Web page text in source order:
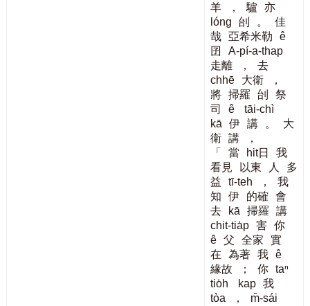
羊
， 驢
亦
lóng
刣 。
佳
哉 亞希米勒
ê
囝
A-pí-a-thap
走離
，
去
chhē
大衛
，
將 掃羅 刣
祭
司
ê
tāi-chì
kā
伊 講 。
大
衛 講
，
「
當 hit日
我
看見
以東 人
多
益
tī-teh ，
我
知
伊 的確
會
去
kā 掃羅
講
chit-tia̍p 害 你
ê 父 全家
實
在
為著 我 ê
緣故
； 你 taⁿ
tio̍h
kap 我
tòa
，
m̄-sái